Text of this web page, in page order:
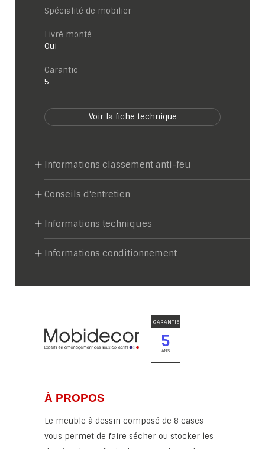
Spécialité de mobilier
Livré monté
Oui
garantie
5
Voir la fiche technique
Informations classement anti-feu
Conseils d'entretien
Informations techniques
Informations conditionnement
GARANTIE
5
ANS
À PROPOS
Le meuble à dessin composé de 8 cases
vous permet de faire sécher ou stocker les